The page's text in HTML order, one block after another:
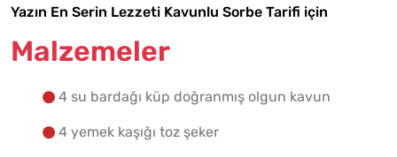
Tarif Defterime Kaydet
Malzemelere Geç
Yapılış Adımlarına Geç
Yazın En Serin Lezzeti Kavunlu Sorbe Tarifi için
Malzemeler
4 su bardağı küp doğranmış olgun kavun
4 yemek kaşığı toz şeker